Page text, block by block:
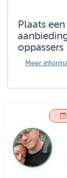
Plaats
oppassers
Meer